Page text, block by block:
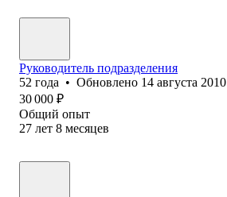
Руководитель подразделения
52 года • Обновлено 14 августа 2010
30 000 ₽
Общий опыт
27 лет 8 месяцев